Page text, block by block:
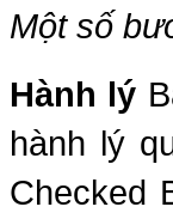
Một số
Hành lý
hành lý
Checked